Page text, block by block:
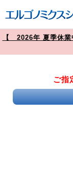
【 2026年 夏季休業
ご指